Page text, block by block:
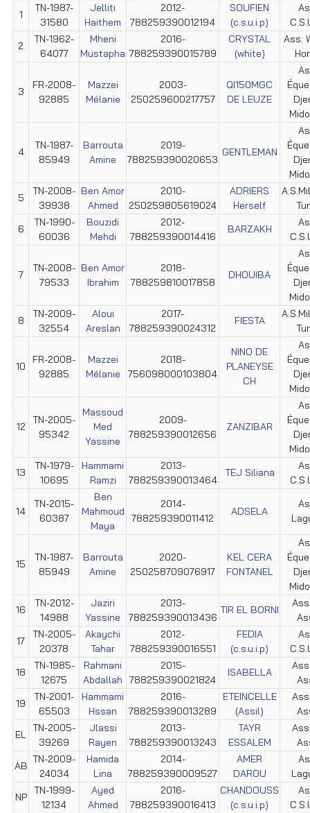
1
TN-1987-
31580
Jelliti
Haithem
2012-
788259390012194
SOUFIEN
(c.s.u.i.p)
2
TN-1962-
64077
Mheni
Mustapha
2016-
788259390015789
CRYSTAL
(white)
Ass.
3
FR-2008-
92885
Mazzei
Mélanie
2003-
250259600217757
QI150MGC
DE LEUZE
4
TN-1987-
85949
Barrouta
Amine
2019-
788259390020653
GENTLEMAN
5
TN-2008-
39938
Ben Amor
Ahmed
2010-
250259805619024
ADRIERS
Herself
6
TN-1990-
60036
Bouzidi
Mehdi
2012-
788259390014416
BARZAKH
7
TN-2008-
79533
Ben Amor
Ibrahim
2018-
788259810017858
DHOUIBA
8
TN-2009-
32554
Aloui
Areslan
2017-
788259390024312
FIESTA
10
FR-2008-
92885
Mazzei
Mélanie
2018-
756098000103804
NINO DE
PLANEYSE
CH
12
TN-2005-
95342
Massoud
Med
Yassine
2009-
788259390012656
ZANZIBAR
13
TN-1979-
10695
Hammami
Ramzi
2013-
788259390013464
TEJ Siliana
14
TN-2015-
60387
Ben
Mahmoud
Maya
2014-
788259390011412
ADSELA
15
TN-1987-
85949
Barrouta
Amine
2020-
250258709076917
KEL CERA
FONTANEL
16
TN-2012-
14988
Jaziri
Yassine
2013-
788259390013436
TIR EL BORNI
17
TN-2005-
20378
Akaychi
Tahar
2012-
788259390016551
FEDIA
(c.s.u.i.p)
18
TN-1985-
12675
Rahmani
Abdallah
2015-
788259390021824
ISABELLA
19
TN-2001-
65503
Hammami
Hssan
2016-
788259390013289
ETEINCELLE
(Assil)
EL
TN-2005-
39269
Jlassi
Rayen
2013-
788259390013243
TAYR
ESSALEM
AB
TN-2009-
24034
Hamida
Lina
2014-
788259390009527
AMER
DAROU
NP
TN-1999-
12134
Ayed
Ahmed
2016-
788259390016413
CHANDOUSS
(c.s.u.i.p)